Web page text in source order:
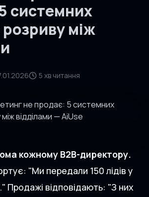
системних
між
5 хв читання
кожному B2B-директору.
"Ми передали 150 лідів у
Продажі відповідають: "З них